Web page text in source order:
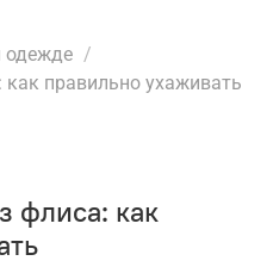
одежде
правильно ухаживать
флиса: как